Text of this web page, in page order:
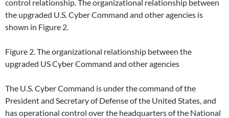
control relationship. The organizational relationship between
the upgraded U.S. Cyber Command and other agencies is
shown in Figure 2.
Figure 2. The organizational relationship between the
upgraded US Cyber Command and other agencies
The U.S. Cyber Command is under the command of the
President and Secretary of Defense of the United States, and
has operational control over the headquarters of the National